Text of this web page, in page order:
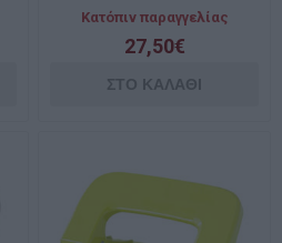
Κατόπιν παραγγελίας
27,50€